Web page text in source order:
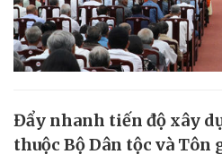
Đẩy nhanh tiến độ xây
thuộc Bộ Dân tộc và Tôn